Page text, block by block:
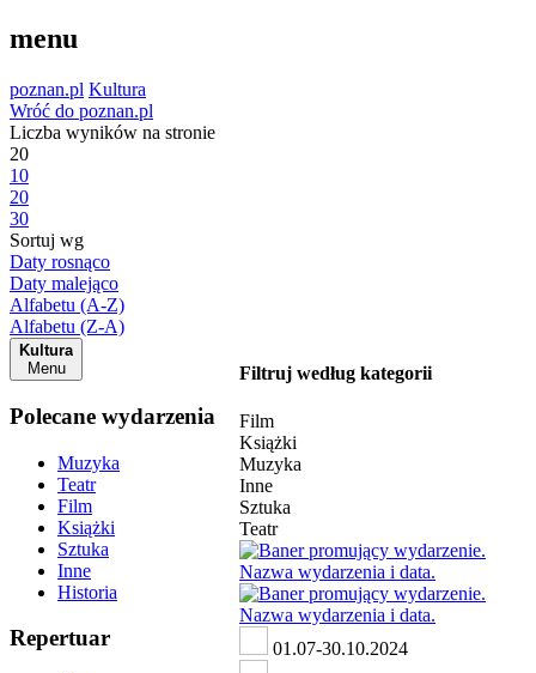
menu
poznan.pl Kultura
Wróć do poznan.pl
Liczba wyników na stronie
20
10
20
30
Sortuj wg
Daty rosnąco
Daty malejąco
Alfabetu (A-Z)
Alfabetu (Z-A)
Kultura
Menu
Polecane wydarzenia
Muzyka
Teatr
Film
Książki
Sztuka
Inne
Historia
Repertuar
Filtruj według kategorii
Film
Książki
Muzyka
Inne
Sztuka
Teatr
01.07-30.10.2024